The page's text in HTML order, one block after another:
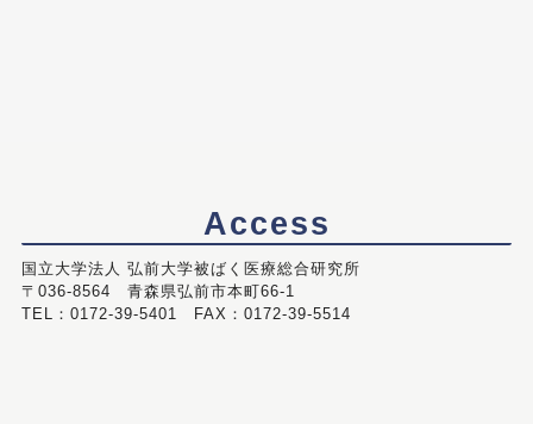
Access
国立大学法人 弘前大学被ばく医療総合研究所
〒036-8564 青森県弘前市本町66-1
TEL：0172-39-5401 FAX：0172-39-5514